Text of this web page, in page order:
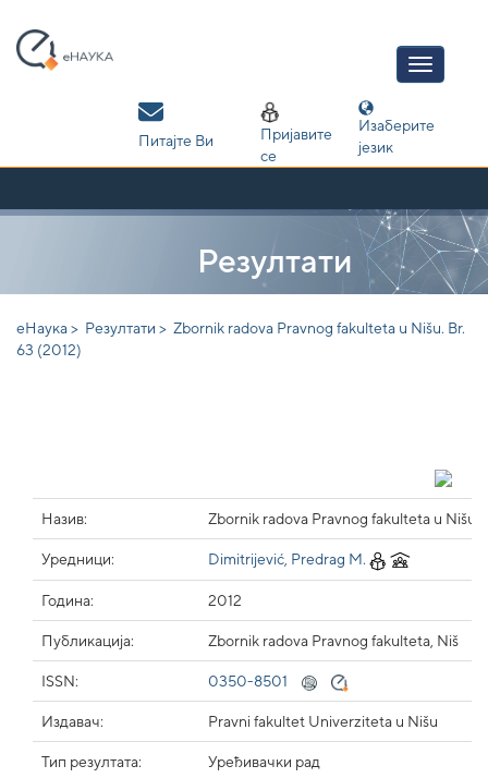
navigation
Питајте Ви
Пријавите
се
Изаберите
језик
Резултати
еНаука > Резултати > Zbornik radova Pravnog fakulteta u Nišu. Br.
63 (2012)
Назив: Zbornik radova Pravnog fakulteta u Nišu.
Уредници: Dimitrijević, Predrag M.
Година: 2012
Публикација: Zbornik radova Pravnog fakulteta, Niš
ISSN: 0350-8501
Издавач: Pravni fakultet Univerziteta u Nišu
Тип резултата: Уређивачки рад